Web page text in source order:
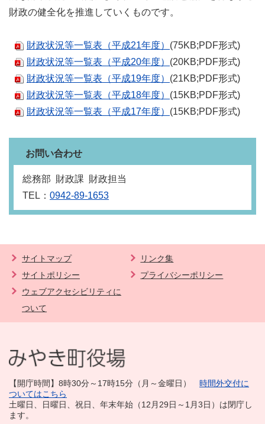
財政の健全化を推進していくものです。
財政状況等一覧表（平成21年度） (75KB;PDF形式)
財政状況等一覧表（平成20年度） (20KB;PDF形式)
財政状況等一覧表（平成19年度） (21KB;PDF形式)
財政状況等一覧表（平成18年度） (15KB;PDF形式)
財政状況等一覧表（平成17年度） (15KB;PDF形式)
お問い合わせ
総務部 財政課 財政担当
TEL： 0942-89-1653
サイトマップ
リンク集
サイトポリシー
プライバシーポリシー
ウェブアクセシビリティに
ついて
【開庁時間】8時30分～17時15分（月～金曜日） 時間外交付に
ついてはこちら
土曜日、日曜日、祝日、年末年始（12月29日～1月3日）は閉庁し
ます。